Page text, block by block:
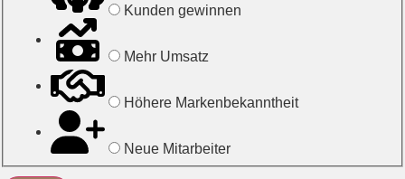
Kunden gewinnen
Mehr Umsatz
Höhere Markenbekanntheit
Neue Mitarbeiter